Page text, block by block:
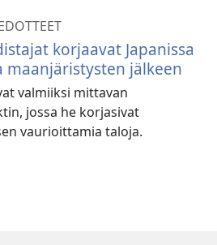
korjaavat Japanissa
maanjäristysten jälkeen
valmiiksi mittavan
jossa he korjasivat
vaurioittamia taloja.